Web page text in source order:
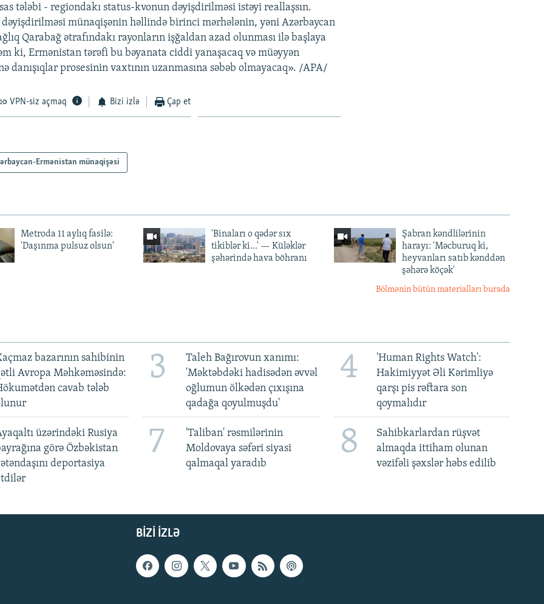
tələbi - regiondakı status-kvonun dəyişdirilməsi istəyi reallaşsın.
münaqişənin həllində birinci mərhələnin, yəni Azərbaycan
Qarabağ ətrafındakı rayonların işğaldan azad olunması ilə başlaya
ki, Ermənistan tərəfi bu bəyanata ciddi yanaşacaq və müəyyən
danışıqlar prosesinin vaxtının uzanmasına səbəb olmayacaq». /APA/
VPN-siz açmaq Bizi izlə Çap et
Ermənistan münaqişəsi
Metroda 11 aylıq fasilə:
'Daşınma pulsuz olsun'
'Binaları o qədər sıx
tikiblər ki...' — Küləklər
şəhərində hava böhranı
Şabran kəndlilərinin
harayı: 'Məcburuq ki,
heyvanları satıb kənddən
şəhərə köçək'
Bölmənin bütün materialları burada
bazarının sahibinin
Avropa Məhkəməsində:
cavab tələb
3
Taleh Bağırovun xanımı:
'Məktəbdəki hadisədən əvvəl
oğlumun ölkədən çıxışına
qadağa qoyulmuşdu'
4
'Human Rights Watch':
Hakimiyyət Əli Kərimliyə
qarşı pis rəftara son
qoymalıdır
üzərindəki Rusiya
görə Özbəkistan
deportasiya
7
'Taliban' rəsmilərinin
Moldovaya səfəri siyasi
qalmaqal yaradıb
8
Sahibkarlardan rüşvət
almaqda ittiham olunan
vəzifəli şəxslər həbs edilib
BIZI IZLƏ